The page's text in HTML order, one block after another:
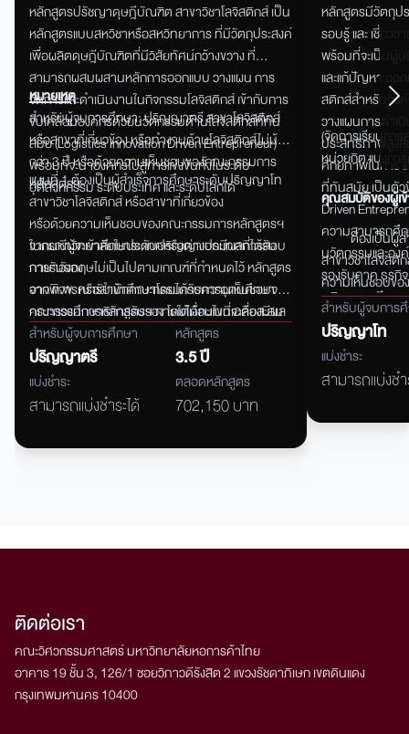
บริหารธุรกิจยุคใหม่
หลักสูตรปรัชญาดุษฎีบัณฑิต สาขาวิชาโลจิสติกส์ เป็น
หลักสูตรแบบสหวิชาหรือสหวิทยาการ ที่มีวัตถุประสงค์
เพื่อผลิตดุษฎีบัณฑิตที่มีวิสัยทัศน์กว้างขวาง ที่
สามารถผสมผสานหลักการออกแบบ วางแผน การ
จัดการและดำเนินงานในกิจกรรมโลจิสติกส์ เข้ากับการ
ขับเคลื่อนองค์กรด้วยนวัตกรรมด้านโลจิสติกส์ที่ทัน
สมัย (Logistics Innovation Driven Entrepreneur)
พร้อมที่จะนำองค์กรไปสู่การแข่งขันทั้งในระดับ
อุตสาหกรรม ระดับประเทศ และระดับโลกได้
หมายเหตุ
สำหรับผู้จบการศึกษา: ปริญญาตรี สาขาโลจิสติกส์
หรือสาขาที่เกี่ยวข้อง หรือทำงานด้านโลจิสติกส์ไม่น้อย
กว่า 3 ปี หรือด้วยความเห็นชอบของคณะกรรมการ
หลักสูตรฯ
แผนที่ 1 ต้องเป็นผู้สำเร็จการศึกษาระดับปริญญาโท
สาขาวิชาโลจิสติกส์ หรือสาขาที่เกี่ยวข้อง
หรือด้วยความเห็นชอบของคณะกรรมการหลักสูตรฯ
จากมหาวิทยาลัยในประเทศหรือต่างประเทศที่ได้รับ
การรับรอง
จาก ก.พ. หรือสำนักคณะกรรมการการอุดมศึกษา
กระทรวงศึกษาธิการรับรอง โดยได้คะแนนเฉลี่ยสะสม
ไม่น้อยกว่า
3.00 หรือโดยความเห็นชอบของคณะกรรมการหลัก
สูตรฯ
แผนที่ 2 ต้องเป็นผู้สำเร็จการศึกษาระดับปริญญาตรี
หรือด้วยความเห็นชอบของคณะกรรมการหลักสูตรฯ
ระดับดีมาก หรือ
โดยความ
เห็นชอบของคณะกรรมการหลักสูตรฯ
ผู้เข้าศึกษาระดับปริญญาเอกต้องยื่นผลการสอบ
ภาษาอังกฤษตามเกณฑ์มาตรฐานอย่างใดอย่างหนึ่ง
ต่อไปนี้ หรือตามเกณฑ์มาตรฐานอื่นใดที่ได้รับการ
ในกรณีผู้จะเข้าศึกษาระดับปริญญาเอกมีผลการสอบ
ภาษาอังกฤษไม่เป็นไปตามเกณฑ์ที่กำหนดไว้ หลักสูตร
อาจพิจารณารับเข้าศึกษาโดยได้รับความเห็นชอบจาก
คณะกรรมการหลักสูตรฯ ภายใต้เงื่อนไขที่จะต้องมีผล
การสอบ
ภาษาอังกฤษตามเกณฑ์ใดเกณฑ์หนึ่งข้างต้น ยื่นต่อ
บัณฑิตวิทยาลัย ภายในระยะเวลาไม่เกิน 2 ปีการศึกษา
แรก
สัมภาษณ์เพื่อคัดเลือกบุคคลเข้าศึกษาในหลักสูตร
คัดเลือกให้เข้าศึกษาตามดุลยพินิจของคณะกรรมการ
สำหรับผู้จบการศึกษา
ปริญญาตรี
หลักสูตร
3.5 ปี
แบ่งชำระ
สามารถแบ่งชำระได้
ตลอดหลักสูตร
702,150 บาท
หลักสูตรมีวัตถุป
รอบรู้ และ เชี่ยว
พร้อมที่จะเป็นผู้บ
และแก้ปัญหา ออ
สติกส์สำหรับอง
วางแผนการดำเ
ประสิทธิภาพสูงสุ
ศักยภาพในการ
ที่ทันสมัย เป็นตัว
Driven
ความสามารถศึ
นวัตกรรมและอง
รองรับภาค ธุรกิ
ภูมิภาคอาเซียน
(จัดการเรียนกา
หน่วยกิต แบ่งก
คุณสมบัติของผู้เ
ต้องเป็นผู้
สาขาวิชาโลจิสติ
ความเห็นชอบข
มหาวิทยาลัยในป
รับรองจาก ก.พ.
อุดมศึกษา กระท
เฉลี่ยสะสมไม่น้
ของคณะกรรมก
สำหรับผู้จบการ
ปริญญาโท
แบ่งชำระ
สามารถแบ่งชำ
ติดต่อเรา
คณะวิศวกรรมศาสตร์ มหาวิทยาลัยหอการค้าไทย
อาคาร 19 ชั้น 3, 126/1 ซอยวิภาวดีรังสิต 2 แขวงรัชดาภิเษก เขตดินแดง
กรุงเทพมหานคร 10400